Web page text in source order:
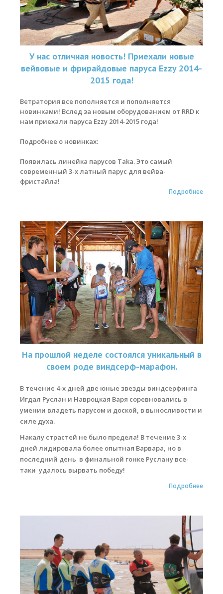
У нас отличная новость! Приехали новые
вейвовые и фрирайдовые паруса Ezzy 2014-
2015 года!
Ветратория все пополняется и пополняется
новинками! Вслед за новым оборудованием от RRD к
нам приехали паруса Ezzy 2014-2015 года!
Подробнее о новинках:
Появилась линейка парусов Taka. Это самый
современный 3-х латный парус для вейва-
фристайла!
Подробнее
На прошлой неделе состоялся уникальный в
своем роде виндсерф-марафон.
В течение 4-х дней две юные звезды виндсерфинга
Игдал Руслан и Навроцкая Варя соревновались в
умении владеть парусом и доской, в выносливости и
силе духа.
Накалу страстей не было предела! В течение 3-х
дней лидировала более опытная Варвара, но в
последний день в финальной гонке Руслану все-
таки удалось вырвать победу!
Подробнее